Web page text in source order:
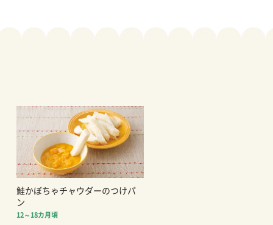
鮭かぼちゃチャウダーのつけパ
ン
12～18カ月頃